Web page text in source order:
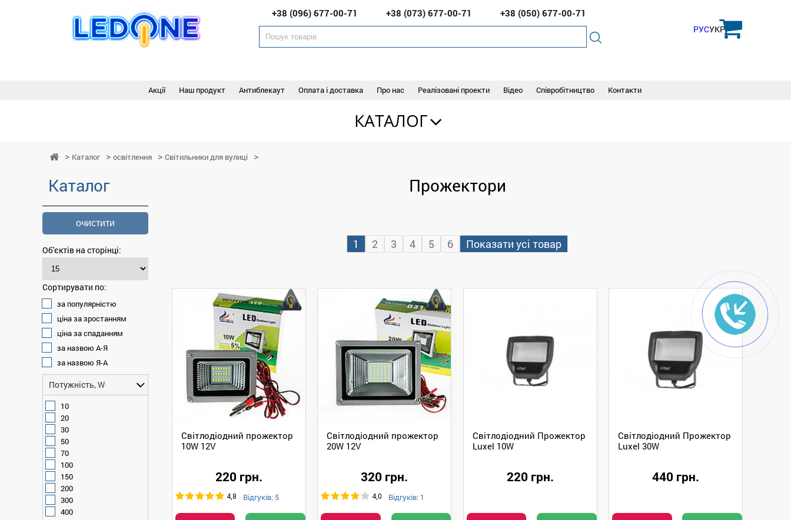
Акції Наш продукт Антиблекаут Оплата і доставка Про нас Реалізовані проекти Відео Співробітництво Контакти
+38 (096) 677-00-71 +38 (073) 677-00-71 +38 (050) 677-00-71
РУСУКР
КАТАЛОГ
Каталог освітлення Світильники для вулиці
Каталог
очистити
Об'єктів на сторінці:
Сортирувати по:
за популярністю
ціна за зростанням
ціна за спаданням
за назвою А-Я
за назвою Я-А
Потужність, W
10
20
30
50
70
100
150
200
300
400
Прожектори
1 2 3 4 5 6 Показати усі товар
Світлодіодний прожектор
10W 12V
220 грн.
4,8 Відгуків: 5
Світлодіодний прожектор
20W 12V
320 грн.
4,0 Відгуків: 1
Світлодіодний Прожектор
Luxel 10W
220 грн.
Світлодіодний Прожектор
Luxel 30W
440 грн.